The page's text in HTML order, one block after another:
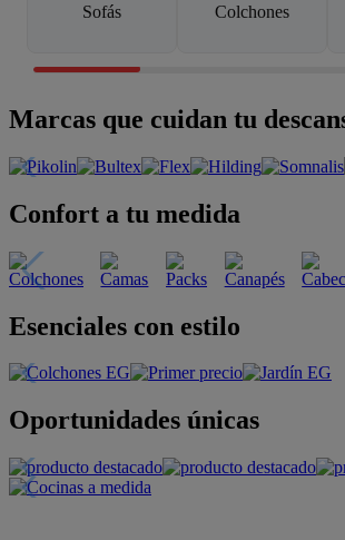
Sofás Colchones
Marcas que cuidan tu
Confort a tu medida
Esenciales con estilo
Oportunidades únicas